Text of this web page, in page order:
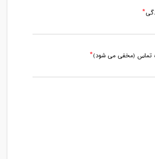
تماس (مخفی می شود)